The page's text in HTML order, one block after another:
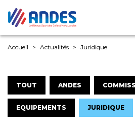
Accueil Actualités Juridique
TOUT ANDES
EQUIPEMENTS JURIDIQUE